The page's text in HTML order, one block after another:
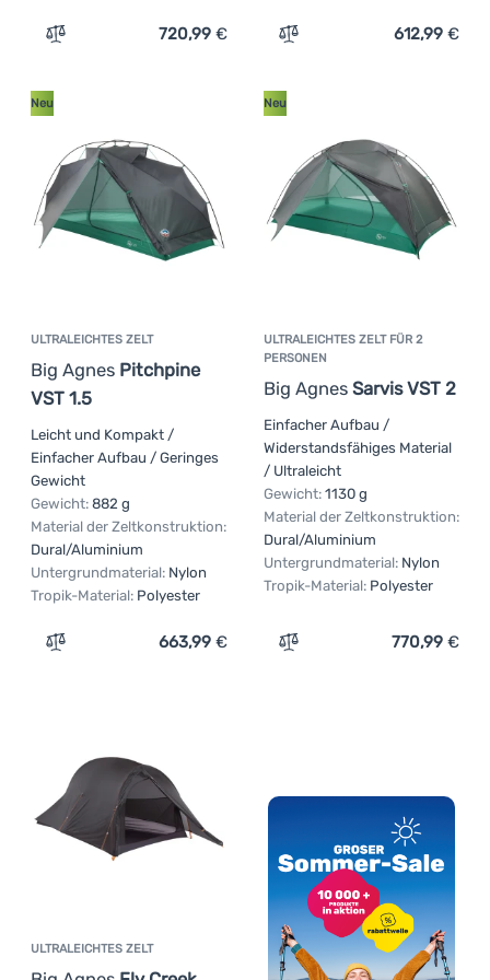
Anmelden /
Zum Vergleich 'Ultraleichtes Zelt Big Agnes Copper
720,99 €
Zum Vergleich
612,99 €
ULTRALEICHTES ZELT
Big Agnes Pitchpine
VST 1.5
Neu
Leicht und Kompakt /
Einfacher Aufbau / Geringes
Gewicht
Gewicht: 882 g
Material der Zeltkonstruktion:
Dural/Aluminium
Untergrundmaterial: Nylon
Tropik-Material: Polyester
Zum Vergleich 'Ultraleichtes Zelt Big Agnes Pitchpine
663,99 €
ULTRALEICHTES ZELT FÜR 2
PERSONEN
Big Agnes Sarvis VST 2
Neu
Einfacher Aufbau /
Widerstandsfähiges Material
/ Ultraleicht
Gewicht: 1130 g
Material der Zeltkonstruktion:
Dural/Aluminium
Untergrundmaterial: Nylon
Tropik-Material: Polyester
Zum Vergleich
770,99 €
ULTRALEICHTES ZELT